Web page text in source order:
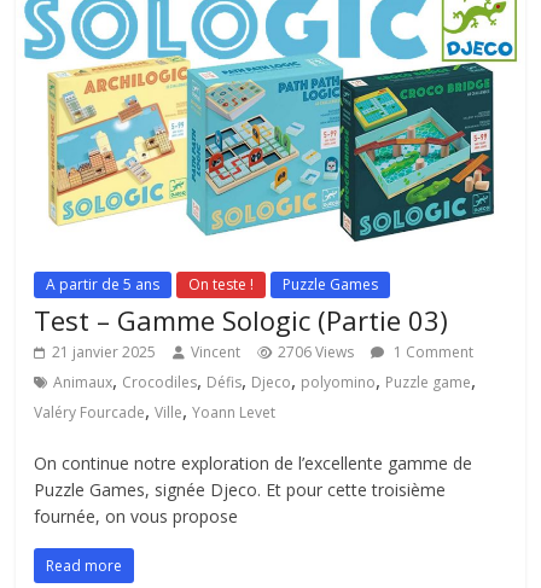
A partir de 5 ans On teste ! Puzzle Games
Test – Gamme Sologic (Partie 03)
21 janvier 2025 Vincent 2706 Views
1 Comment
Animaux, Crocodiles, Défis, Djeco, polyomino, Puzzle game,
Valéry Fourcade,Ville,Yoann Levet
On continue notre exploration de l’excellente gamme de
Puzzle Games, signée Djeco. Et pour cette troisième
fournée, on vous propose
Read more